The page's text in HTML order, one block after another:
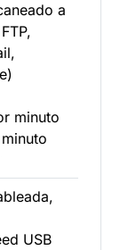
a
minuto
USB